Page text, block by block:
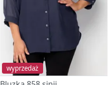
wyprzedaż